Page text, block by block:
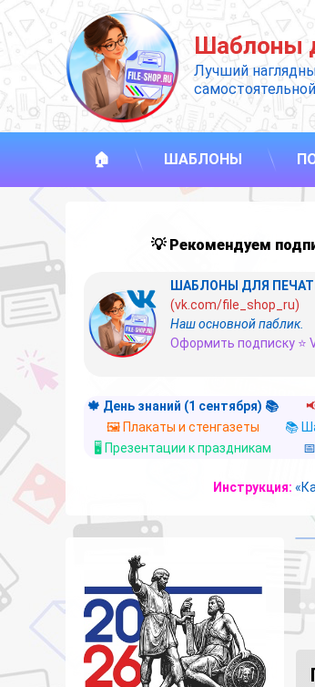
Перейти
к
содержимому
Шаблоны
Лучший
🏠 ШАБЛОНЫ
💡 Рекомендуем
ШАБЛОНЫ ДЛЯ
(vk.com/file_shop_ru)
Наш основной паблик.
Оформить подписку ⭐
🍁 День знаний (1 сентября) 📚
🖼️ Плакаты и стенгазеты
📚
🖥️ Презентации к праздникам
Инструкция: